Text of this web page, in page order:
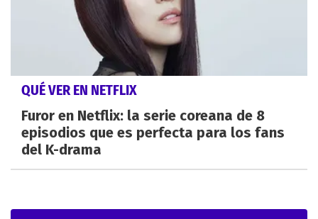
QUÉ VER EN NETFLIX
Furor en Netflix: la serie coreana de 8
episodios que es perfecta para los fans
del K-drama